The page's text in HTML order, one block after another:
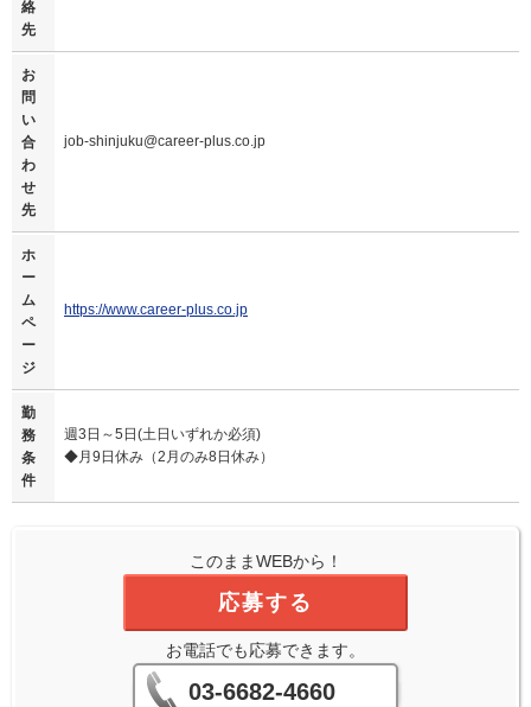
絡
先
お
問
い
合
わ
せ
先
job-shinjuku@career-plus.co.jp
ホ
ー
ム
ペ
ー
ジ
https://www.career-plus.co.jp
勤
務
条
件
週3日～5日(土日いずれか必須)
◆月9日休み（2月のみ8日休み）
このままWEBから！
応募する
お電話でも応募できます。
03-6682-4660